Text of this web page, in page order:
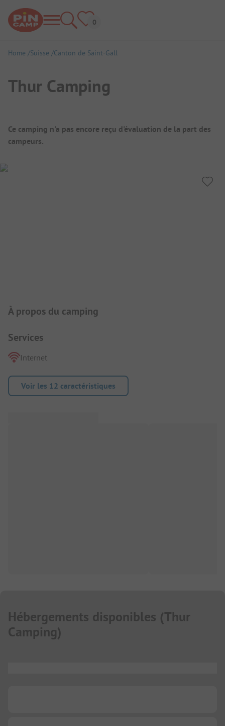
Home Suisse Canton de Saint-Gall
Thur Camping
Aperçu du camping
Ce camping n'a pas encore reçu d'évaluation de la part des
campeurs.
Présentation du camping
À propos du camping
Services
Internet
Voir les 12 caractéristiques
Hébergements disponibles (Thur
Camping)